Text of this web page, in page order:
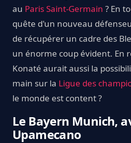
au Paris Saint-Germain ? En
quête d'un nouveau
de récupérer un cadre des
un énorme coup évident. En
Konaté aurait aussi la
main sur la Ligue des
le monde est content ?
Le Bayern Munich,
Upamecano